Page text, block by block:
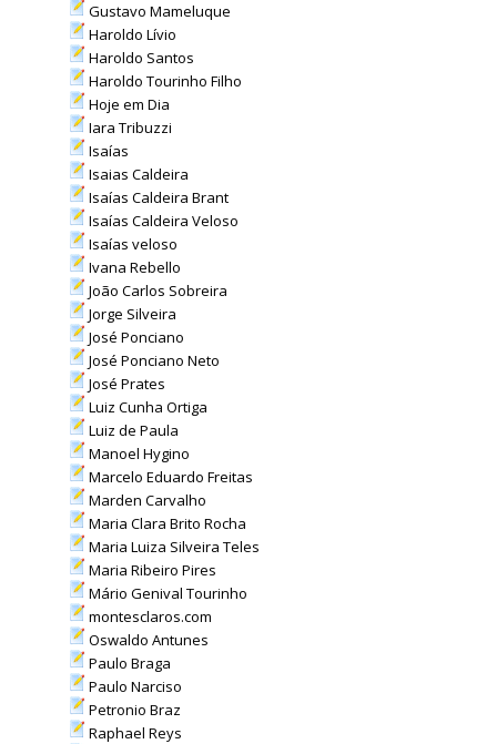
Gustavo Mameluque
Haroldo Lívio
Haroldo Santos
Haroldo Tourinho Filho
Hoje em Dia
Iara Tribuzzi
Isaías
Isaias Caldeira
Isaías Caldeira Brant
Isaías Caldeira Veloso
Isaías veloso
Ivana Rebello
João Carlos Sobreira
Jorge Silveira
José Ponciano
José Ponciano Neto
José Prates
Luiz Cunha Ortiga
Luiz de Paula
Manoel Hygino
Marcelo Eduardo Freitas
Marden Carvalho
Maria Clara Brito Rocha
Maria Luiza Silveira Teles
Maria Ribeiro Pires
Mário Genival Tourinho
montesclaros.com
Oswaldo Antunes
Paulo Braga
Paulo Narciso
Petronio Braz
Raphael Reys